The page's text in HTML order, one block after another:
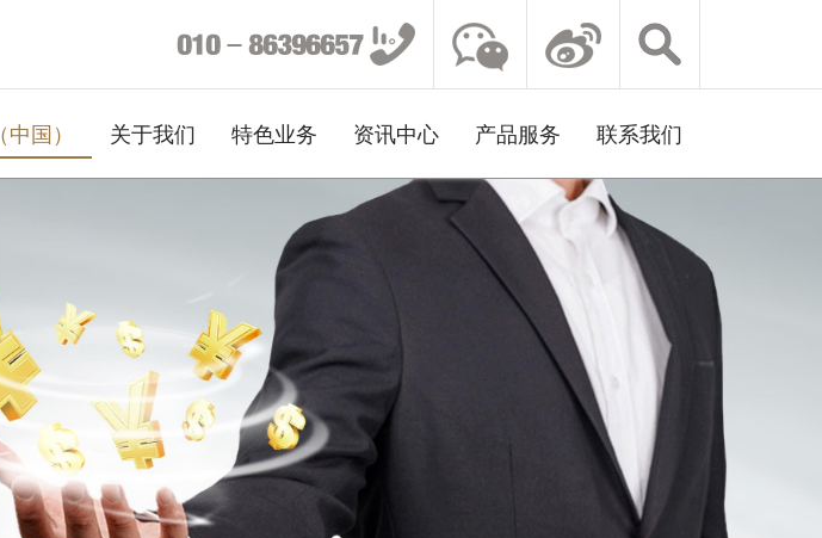
国） 关于我们 特色业务 资讯中心 产品服务 联系我们